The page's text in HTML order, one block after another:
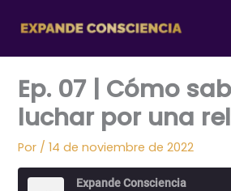
Ep. 07 | Cómo
luchar por una
Por /14 de noviembre de 2022
Expande Consciencia